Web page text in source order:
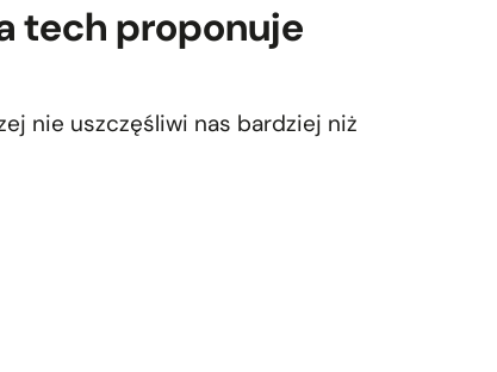
tech proponuje
nie uszczęśliwi nas bardziej niż